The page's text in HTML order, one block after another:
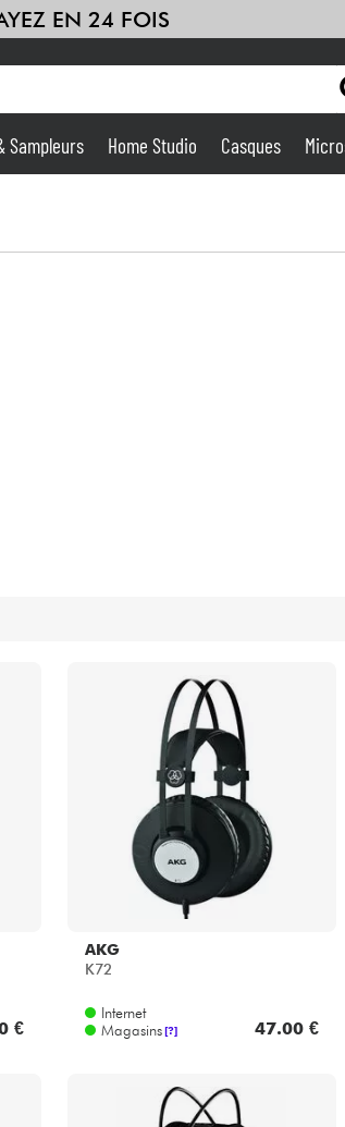
EN 24 FOIS
Home Studio
Sampleurs Home Studio Casques
€
AKG
K72
Internet
Magasins [?] 47.00 €